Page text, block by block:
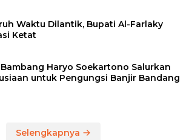
Waktu Dilantik, Bupati Al-Farlaky
Ketat
Haryo Soekartono Salurkan
untuk Pengungsi Banjir Bandang
Selengkapnya